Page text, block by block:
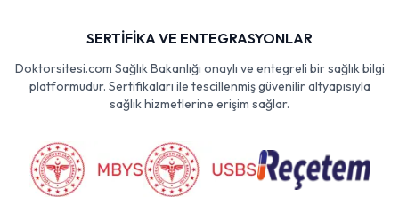
SERTİFİKA VE ENTEGRASYONLAR
Doktorsitesi.com Sağlık Bakanlığı onaylı ve entegreli bir sağlık bilgi
platformudur. Sertifikaları ile tescillenmiş güvenilir altyapısıyla
sağlık hizmetlerine erişim sağlar.